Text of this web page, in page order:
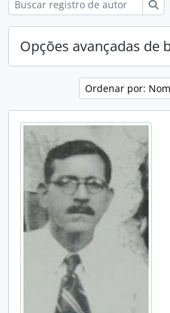
Opções avançadas de
Ordenar por: